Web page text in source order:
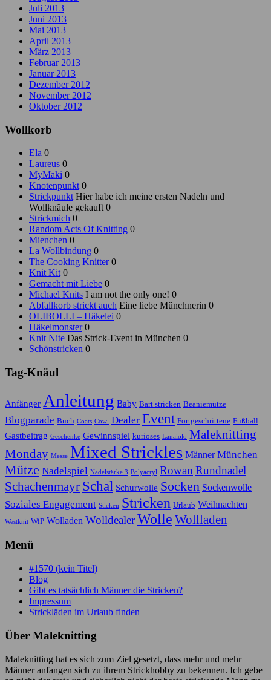
Juli 2013
Juni 2013
Mai 2013
April 2013
März 2013
Februar 2013
Januar 2013
Dezember 2012
November 2012
Oktober 2012
Wollkorb
Ela 0
Laureus 0
MyMaki 0
Knotenpunkt 0
Strickpunkt Hier habe ich meine ersten Nadeln und
Wollknäule gekauft 0
Strickmich 0
Random Acts Of Knitting 0
Mienchen 0
La Wollbindung 0
The Cooking Knitter0
Knit Kit 0
Gemacht mit Liebe 0
Michael Knits I am not the only one! 0
Abfallkorb strickt auch Eine liebe Münchnerin 0
OLIBOLLI – Häkelei 0
Häkelmonster0
Knit Nite Das Strick-Event in München 0
Schönstricken 0
Tag-Knäul
Anfänger Anleitung Baby Bart stricken Beaniemütze
Blogparade Buch Coats Cowl Dealer Event Fortgeschrittene Fußball
Gastbeitrag Geschenke Gewinnspiel kurioses Lanaiolo Maleknitting
Monday Messe Mixed Strickles Männer München
Mütze Nadelspiel Nadelstärke 3 Polyacryl Rowan Rundnadel
Schachenmayr Schal Schurwolle Socken Sockenwolle
Soziales Engagement Sticken Stricken Urlaub Weihnachten
Westknit WiP Wolladen WolldealerWolle Wollladen
Menü
#1570 (kein Titel)
Blog
Gibt es tatsächlich Männer die Stricken?
Impressum
Strickläden im Urlaub finden
Über Maleknitting
Maleknitting hat es sich zum Ziel gesetzt, dass mehr und mehr
Männer anfangen sich zu ihrem Strickhobby zu bekennen. Ich gebe